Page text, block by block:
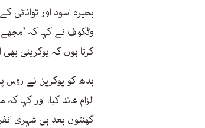
بحیرہ اسود اور
وٹکوف نے کہا کہ ’مجھے
کرتا ہوں کہ یوکرینی
بدھ کو یوکرین نے روس
الزام عائد کیا، اور
گھنٹوں بعد ہی شہری